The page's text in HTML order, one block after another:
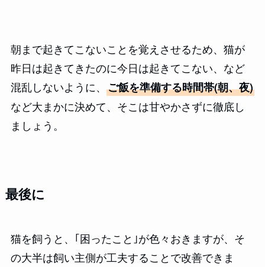
朝まで起きてこないことを覚えさせるため、猫が
昨日は起きてきたのに今日は起きてこない、など
混乱しないように、 ご飯を準備する時間帯(朝、夜)
など大まかに決めて、そこは甘やかさずに徹底し
ましょう。
最後に
猫を飼うと、｢困ったこと｣が色々おきますが、そ
の大半は飼い主側が工夫することで改善できま